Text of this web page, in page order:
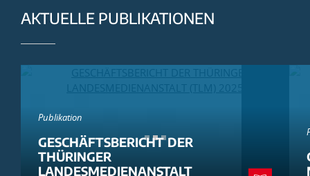
AKTUELLE PUBLIKATIONEN
Publikation
GESCHÄFTSBERICHT DER
THÜRINGER
LANDESMEDIENANSTALT